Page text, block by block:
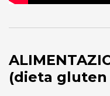
(dieta gluten